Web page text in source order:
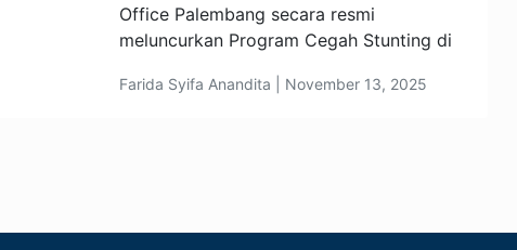
Office Palembang secara resmi
meluncurkan Program Cegah Stunting di
Farida Syifa Anandita | November 13, 2025